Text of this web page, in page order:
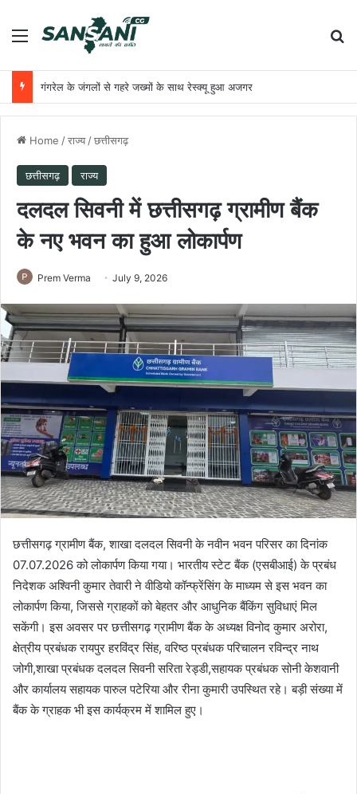
Menu
गंगरेल के जंगलों से गहरे जख्मों के साथ रेस्क्यू हुआ अजगर
Home /राज्य /छत्तीसगढ़
छत्तीसगढ़ राज्य
दलदल सिवनी में छत्तीसगढ़ ग्रामीण बैंक
के नए भवन का हुआ लोकार्पण
Prem Verma July 9, 2026
छत्तीसगढ़ ग्रामीण बैंक, शाखा दलदल सिवनी के नवीन भवन परिसर का दिनांक
07.07.2026 को लोकार्पण किया गया। भारतीय स्टेट बैंक (एसबीआई) के प्रबंध
निदेशक अश्विनी कुमार तेवारी ने वीडियो कॉन्फ्रेंसिंग के माध्यम से इस भवन का
लोकार्पण किया, जिससे ग्राहकों को बेहतर और आधुनिक बैंकिंग सुविधाएं मिल
सकेंगी। इस अवसर पर छत्तीसगढ़ ग्रामीण बैंक के अध्यक्ष विनोद कुमार अरोरा,
क्षेत्रीय प्रबंधक रायपुर हरविंद्र सिंह, वरिष्ठ प्रबंधक परिचालन रविन्द्र नाथ
जोगी,शाखा प्रबंधक दलदल सिवनी सरिता रेड्डी,सहायक प्रबंधक सोनी केशवानी
और कार्यालय सहायक पारुल पटेरिया और रीना कुमारी उपस्थित रहे। बड़ी संख्या में
बैंक के ग्राहक भी इस कार्यक्रम में शामिल हुए।